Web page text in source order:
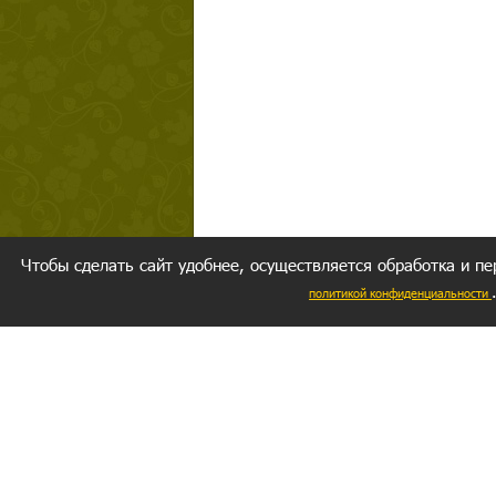
Чтобы сделать сайт удобнее, осуществляется обработка и
политикой конфиденциальности